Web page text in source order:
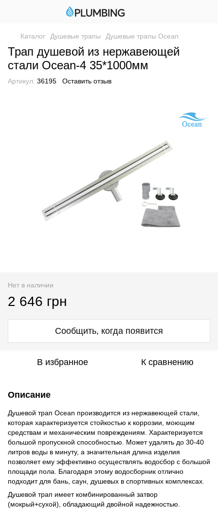
Каталог Душевые трапы Душевые трапы Ocean
Трап душевой из нержавеющей
стали Ocean-4 35*1000мм
Артикул: 36195 Оставить отзыв
Нет в наличии
2 646 грн
Сообщить, когда появится
В избранное К сравнению
Описание
Душевой трап Ocean производится из нержавеющей стали,
которая характеризуется стойкостью к коррозии, моющим
средствам и механическим повреждениям. Характеризуется
большой пропускной способностью. Может удалять до 30-40
литров воды в минуту, а значительная длина изделия
позволяет ему эффективно осуществлять водосбор с большой
площади пола. Благодаря этому водосборник отлично
подходит для бань, саун, душевых в спортивных комплексах.
Душевой трап имеет комбинированный затвор
(мокрый+сухой), обладающий двойной надежностью.